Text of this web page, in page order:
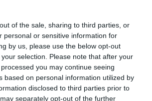
of the sale, sharing to third parties, or
personal or sensitive information for
by us, please use the below opt-out
selection. Please note that after your
you may continue seeing
based on personal information utilized by
disclosed to third parties prior to
separately opt-out of the further